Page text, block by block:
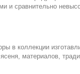
и сравнительно
в коллекции
материалов,